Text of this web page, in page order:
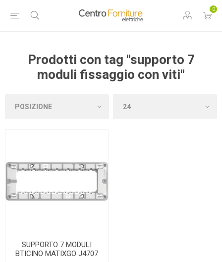
0
Prodotti con tag "supporto 7
moduli fissaggio con viti"
SUPPORTO 7 MODULI
BTICINO MATIXGO J4707